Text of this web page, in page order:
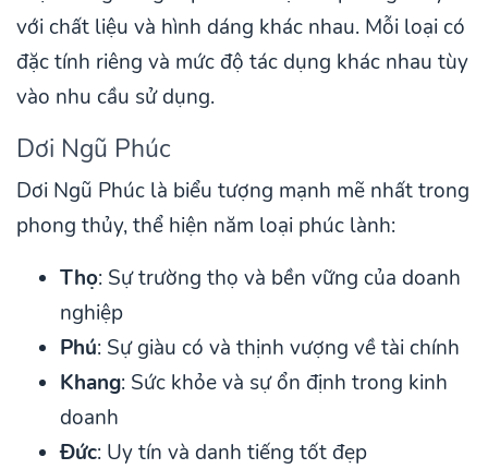
với chất liệu và hình dáng khác nhau. Mỗi loại có
đặc tính riêng và mức độ tác dụng khác nhau tùy
vào nhu cầu sử dụng.
Dơi Ngũ Phúc
Dơi Ngũ Phúc là biểu tượng mạnh mẽ nhất trong
phong thủy, thể hiện năm loại phúc lành:
Thọ: Sự trường thọ và bền vững của doanh
nghiệp
Phú: Sự giàu có và thịnh vượng về tài chính
Khang: Sức khỏe và sự ổn định trong kinh
doanh
Đức: Uy tín và danh tiếng tốt đẹp